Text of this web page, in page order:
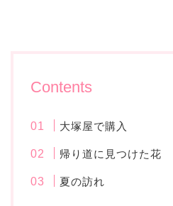
Contents
大塚屋で購入
帰り道に見つけた花
夏の訪れ